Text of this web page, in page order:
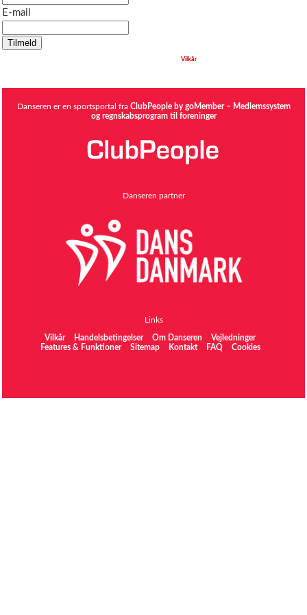
E-mail
Vilkår
Danseren er en sportsportal fra ClubPeople by goMember – Medlemssystem
og regnskabsprogram til foreninger
Danseren partner
Links
Vilkår Handelsbetingelser Om Danseren
Vejledninger
Features & Funktioner
Sitemap Kontakt FAQ Cookies